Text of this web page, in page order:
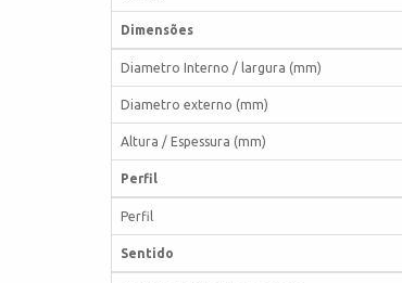
Dimensões
Diametro Interno / largura (mm)
Diametro externo (mm)
Altura / Espessura (mm)
Perfil
Perfil
Sentido